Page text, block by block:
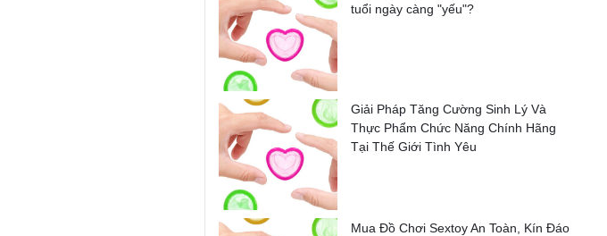
tuổi ngày càng "yếu"?
Giải Pháp Tăng Cường Sinh Lý Và
Thực Phẩm Chức Năng Chính Hãng
Tại Thế Giới Tình Yêu
Mua Đồ Chơi Sextoy An Toàn, Kín Đáo